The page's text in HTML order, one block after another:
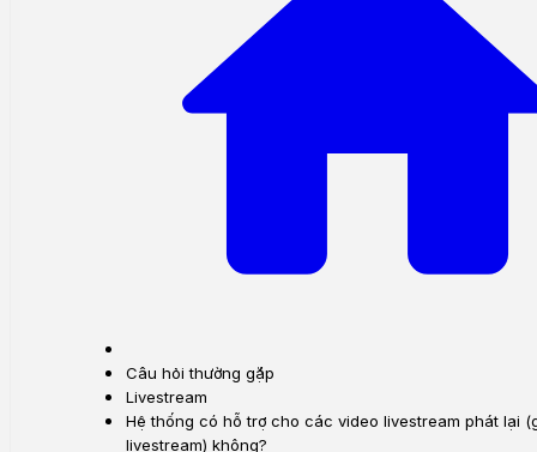
Câu hỏi thường gặp
Livestream
Hệ thống có hỗ trợ cho các video livestream phát lại
livestream) không?